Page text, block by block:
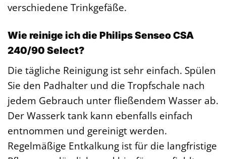
verschiedene Trinkgefäße.
Wie reinige ich die Philips Senseo CSA
240/90 Select?
Die tägliche Reinigung ist sehr einfach. Spülen
Sie den Padhalter und die Tropfschale nach
jedem Gebrauch unter fließendem Wasser ab.
Der Wasserk tank kann ebenfalls einfach
entnommen und gereinigt werden.
Regelmäßige Entkalkung ist für die langfristige